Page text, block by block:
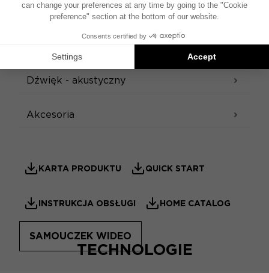
dźwiękową.
Dostępny produkt opcjonalny
SPECYFIKACJE
Dźwięk - akustyczny
Akcesoria
KARTA PRODUKTU QUICK START
INSTRUKCJA OBSŁUGI HOME CATALOG
SAMOUCZEK WIDEO
TECHNOLOGIE